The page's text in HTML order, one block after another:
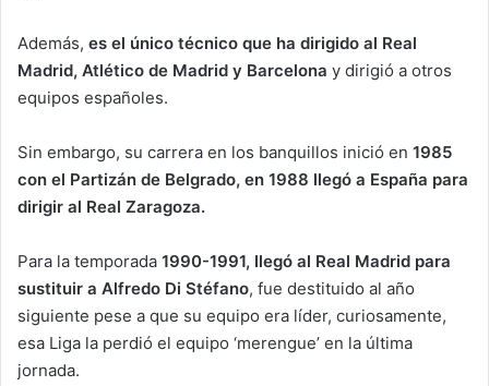
Además, es el único técnico que ha dirigido al Real
Madrid, Atlético de Madrid y Barcelona y dirigió a otros
equipos españoles.
Sin embargo, su carrera en los banquillos inició en 1985
con el Partizán de Belgrado, en 1988 llegó a España para
dirigir al Real Zaragoza.
Para la temporada 1990-1991, llegó al Real Madrid para
sustituir a Alfredo Di Stéfano, fue destituido al año
siguiente pese a que su equipo era líder, curiosamente,
esa Liga la perdió el equipo ‘merengue’ en la última
jornada.